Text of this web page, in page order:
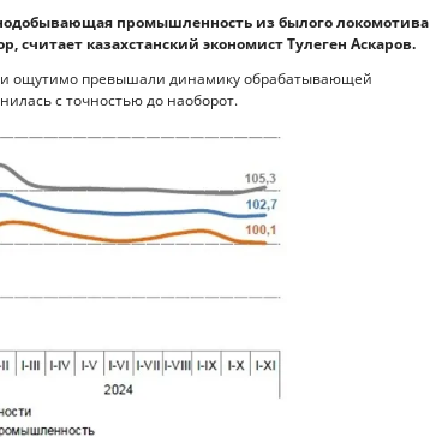
промышленность из былого локомотива
казахстанский экономист Тулеген Аскаров.
ощутимо превышали динамику обрабатывающей
с точностью до наоборот.